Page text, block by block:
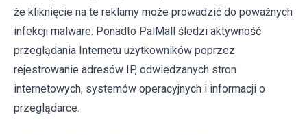
że kliknięcie na te reklamy może prowadzić do poważnych
infekcji malware. Ponadto PalMall śledzi aktywność
przeglądania Internetu użytkowników poprzez
rejestrowanie adresów IP, odwiedzanych stron
internetowych, systemów operacyjnych i informacji o
przeglądarce.